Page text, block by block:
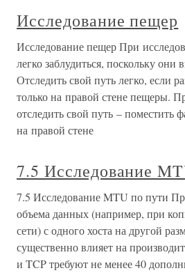
Исследование пещер
Исследование пещер При
легко заблудиться, поскольку они
Отследить свой путь легко, если
только на правой стене пещеры.
отследить свой путь – поместить
на правой стене
7.5 Исследование
7.5 Исследование MTU по пути
объема данных (например, при
сети) с одного хоста на другой
существенно влияет на
и TCP требуют не менее 40